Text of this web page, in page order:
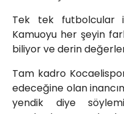
Tek tek futbolcular
Kamuoyu her şeyin
biliyor ve derin
Tam kadro
edeceğine olan
yendik diye